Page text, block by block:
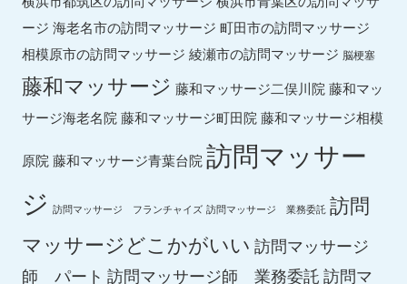
ージ 海老名市の訪問マッサージ 町田市の訪問マッサージ
相模原市の訪問マッサージ 綾瀬市の訪問マッサージ 脳梗塞
藤和マッサージ 藤和マッサージ二俣川院 藤和マッ
サージ海老名院 藤和マッサージ町田院 藤和マッサージ相模
原院 藤和マッサージ青葉台院 訪問マッサー
ジ 訪問マッサージ フランチャイズ 訪問マッサージ 業務委託 訪問
マッサージどこかがいい 訪問マッサージ
師 パート 訪問マッサージ師 業務委託 訪問マ